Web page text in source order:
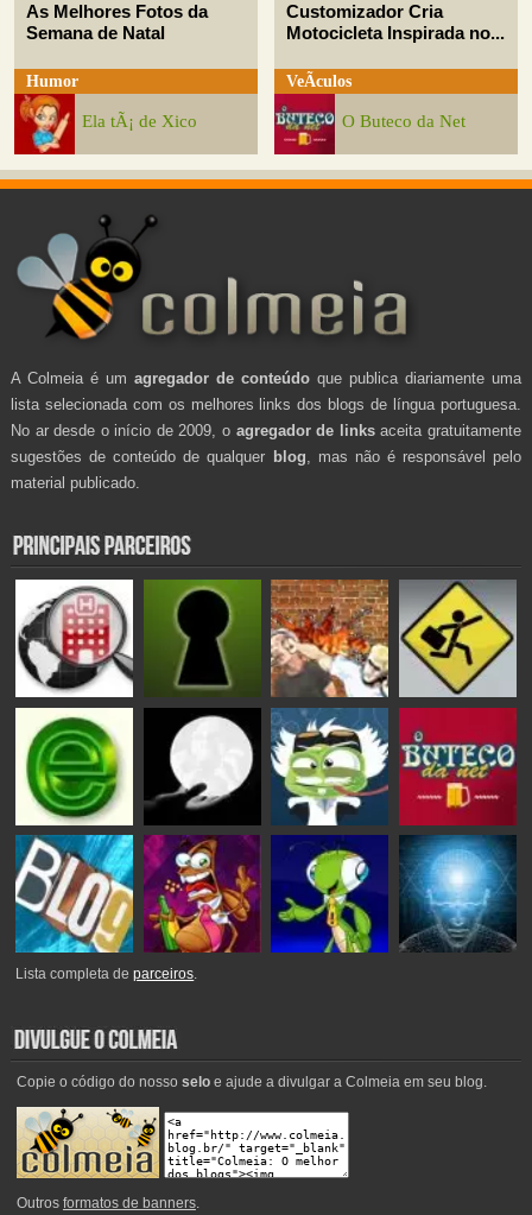
As Melhores Fotos da
Semana de Natal
Humor
Ela tÃ¡ de Xico
Customizador Cria
Motocicleta Inspirada no...
VeÃ­culos
O Buteco da Net
A Colmeia é um agregador de conteúdo que publica diariamente uma
lista selecionada com os melhores links dos blogs de língua portuguesa.
No ar desde o início de 2009, o agregador de linksaceita gratuitamente
sugestões de conteúdo de qualquer blog , mas não é responsável pelo
material publicado.
Lista completa deparceiros.
Copie o código do nosso seloe ajude a divulgar a Colmeia em seu blog.
Outros formatos de banners.